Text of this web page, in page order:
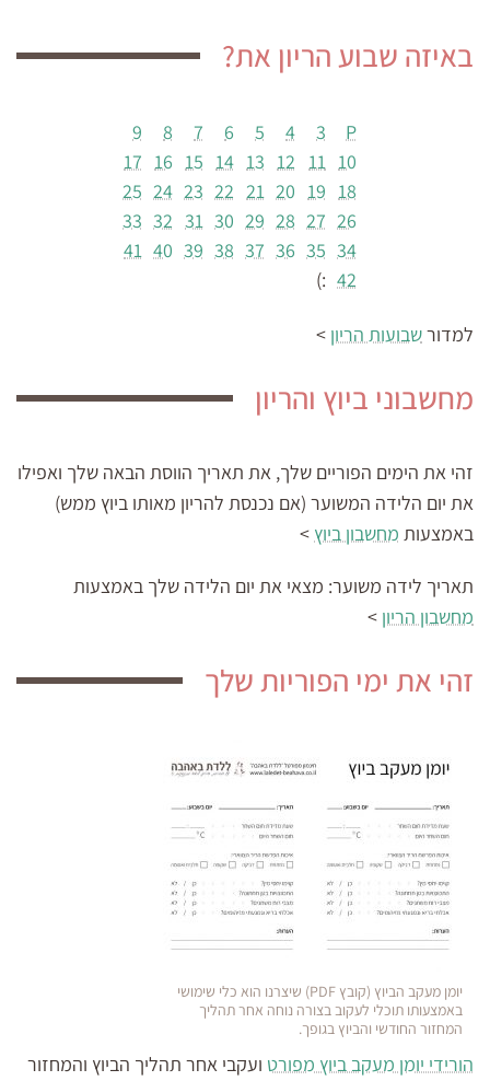
באיזה שבוע הריון את?
P
3
4
5
6
7
8
9
10
11
12
13
14
15
16
17
18
19
20
21
22
23
24
25
26
27
28
29
30
31
32
33
34
35
36
37
38
39
40
41
42
:)
למדורשבועות הריון >
מחשבוני ביוץ והריון
זהי את הימים הפוריים שלך, את תאריך הווסת הבאה שלך ואפילו
את יום הלידה המשוער (אם נכנסת להריון מאותו ביוץ ממש)
באמצעות מחשבון ביוץ >
תאריך לידה משוער: מצאי את יום הלידה שלך באמצעות
מחשבון הריון >
זהי את ימי הפוריות שלך
יומן מעקב הביוץ (קובץ PDF) שיצרנו הוא כלי שימושי
באמצעותו תוכלי לעקוב בצורה נוחה אחר תהליך
המחזור החודשי והביוץ בגופך.
הורידי יומן מעקב ביוץ מפורט ועקבי אחר תהליך הביוץ והמחזור